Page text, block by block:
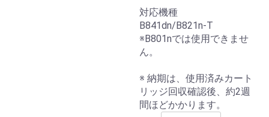
対応機種
B841dn/B821n-T
※B801nでは使用できませ
ん。
※ 納期は、使用済みカート
リッジ回収確認後、約2週
間ほどかかります。